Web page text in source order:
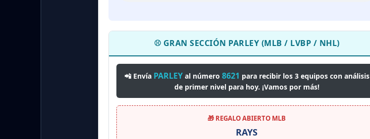
⚾ GRAN SECCIÓN PARLEY (MLB / LVBP / NHL)
📲 Envía PARLEYal número 8621 para recibir los 3 equipos con análisis
de primer nivel para hoy. ¡Vamos por más!
🎁 REGALO ABIERTO MLB
RAYS